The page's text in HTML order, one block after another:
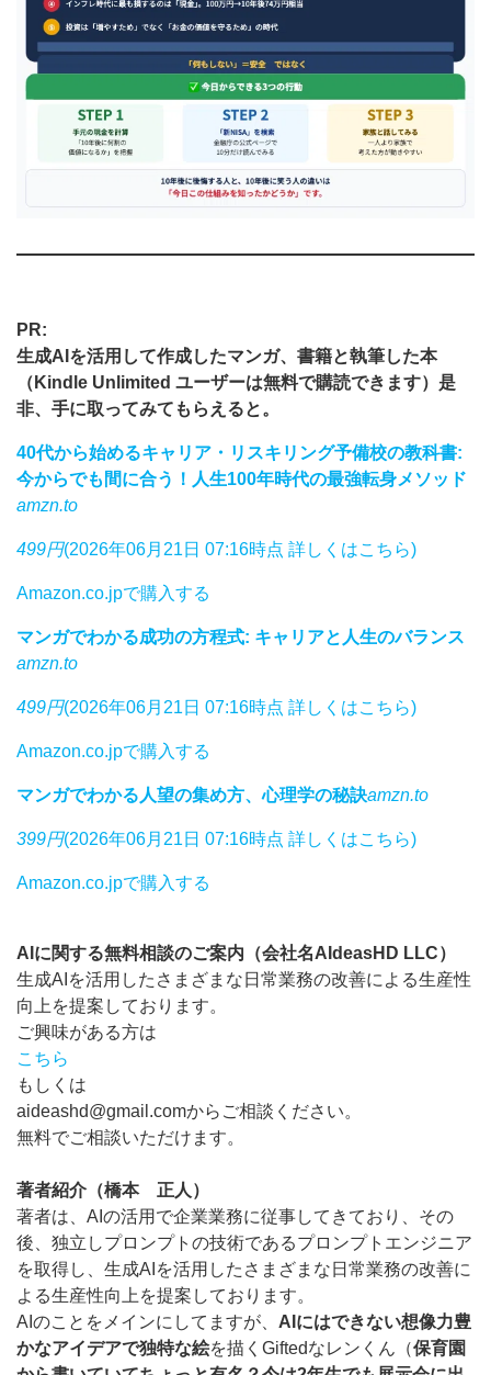
PR:
生成AIを活用して作成したマンガ、書籍と執筆した本
（Kindle Unlimited ユーザーは無料で購読できます）是
非、手に取ってみてもらえると。
40代から始めるキャリア・リスキリング予備校の教科書:
今からでも間に合う！人生100年時代の最強転身メソッド
amzn.to
499円(2026年06月21日 07:16時点 詳しくはこちら)
Amazon.co.jpで購入する
マンガでわかる成功の方程式: キャリアと人生のバランス
amzn.to
499円(2026年06月21日 07:16時点 詳しくはこちら)
Amazon.co.jpで購入する
マンガでわかる人望の集め方、心理学の秘訣amzn.to
399円(2026年06月21日 07:16時点 詳しくはこちら)
Amazon.co.jpで購入する
AIに関する無料相談のご案内（会社名AIdeasHD LLC）
生成AIを活用したさまざまな日常業務の改善による生産性
向上を提案しております。
ご興味がある方は
こちら
もしくは
aideashd@gmail.comからご相談ください。
無料でご相談いただけます。
著者紹介（橋本 正人）
著者は、AIの活用で企業業務に従事してきており、その
後、独立しプロンプトの技術であるプロンプトエンジニア
を取得し、生成AIを活用したさまざまな日常業務の改善に
よる生産性向上を提案しております。
AIのことをメインにしてますが、 AIにはできない想像力豊
かなアイデアで独特な絵を描くGiftedなレンくん（保育園